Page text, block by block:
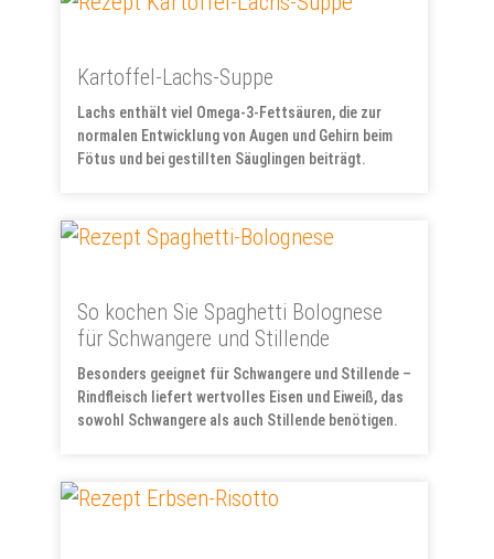
Kartoffel-Lachs-Suppe
Lachs enthält viel Omega-3-Fettsäuren, die zur
normalen Entwicklung von Augen und Gehirn beim
Fötus und bei gestillten Säuglingen beiträgt.
So kochen Sie Spaghetti Bolognese
für Schwangere und Stillende
Besonders geeignet für Schwangere und Stillende –
Rindfleisch liefert wertvolles Eisen und Eiweiß, das
sowohl Schwangere als auch Stillende benötigen.